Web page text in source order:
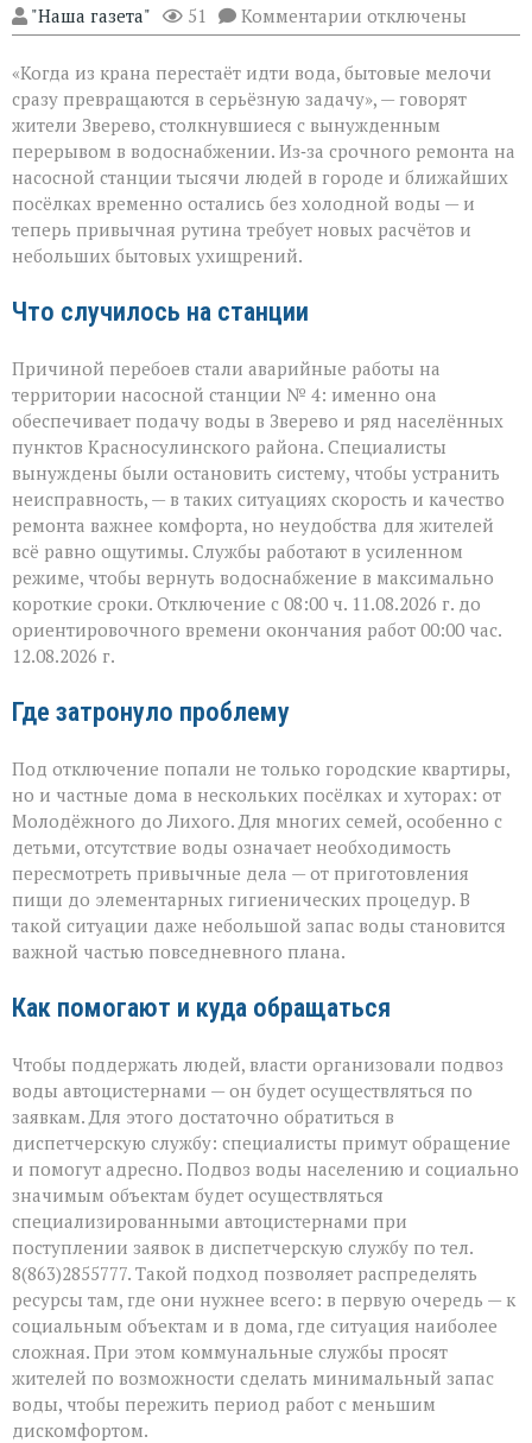
"Наша газета" 51 Комментарии к
записи
воды
ни
туда
ни
сюда:
в
Зверево
и
окрестностях —
отключены
«Когда из крана перестаёт идти вода, бытовые мелочи
сразу превращаются в серьёзную задачу», — говорят
жители Зверево, столкнувшиеся с вынужденным
перерывом в водоснабжении. Из‑за срочного ремонта на
насосной станции тысячи людей в городе и ближайших
посёлках временно остались без холодной воды — и
теперь привычная рутина требует новых расчётов и
небольших бытовых ухищрений.
Что случилось на станции
Причиной перебоев стали аварийные работы на
территории насосной станции № 4: именно она
обеспечивает подачу воды в Зверево и ряд населённых
пунктов Красносулинского района. Специалисты
вынуждены были остановить систему, чтобы устранить
неисправность, — в таких ситуациях скорость и качество
ремонта важнее комфорта, но неудобства для жителей
всё равно ощутимы. Службы работают в усиленном
режиме, чтобы вернуть водоснабжение в максимально
короткие сроки. Отключение с 08:00 ч. 11.08.2026 г. до
ориентировочного времени окончания работ 00:00 час.
12.08.2026 г.
Где затронуло проблему
Под отключение попали не только городские квартиры,
но и частные дома в нескольких посёлках и хуторах: от
Молодёжного до Лихого. Для многих семей, особенно с
детьми, отсутствие воды означает необходимость
пересмотреть привычные дела — от приготовления
пищи до элементарных гигиенических процедур. В
такой ситуации даже небольшой запас воды становится
важной частью повседневного плана.
Как помогают и куда обращаться
Чтобы поддержать людей, власти организовали подвоз
воды автоцистернами — он будет осуществляться по
заявкам. Для этого достаточно обратиться в
диспетчерскую службу: специалисты примут обращение
и помогут адресно. Подвоз воды населению и социально
значимым объектам будет осуществляться
специализированными автоцистернами при
поступлении заявок в диспетчерскую службу по тел.
8(863)2855777. Такой подход позволяет распределять
ресурсы там, где они нужнее всего: в первую очередь — к
социальным объектам и в дома, где ситуация наиболее
сложная. При этом коммунальные службы просят
жителей по возможности сделать минимальный запас
воды, чтобы пережить период работ с меньшим
дискомфортом.